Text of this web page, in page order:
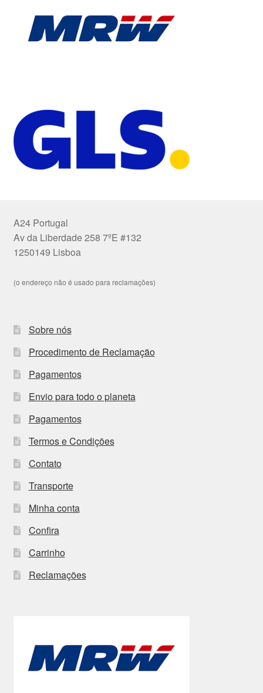
A24 Portugal
Av da Liberdade 258 7ºE #132
1250149 Lisboa
(o endereço não é usado para reclamações)
Sobre nós
Procedimento de Reclamação
Pagamentos
Envio para todo o planeta
Pagamentos
Termos e Condições
Contato
Transporte
Minha conta
Confira
Carrinho
Reclamações